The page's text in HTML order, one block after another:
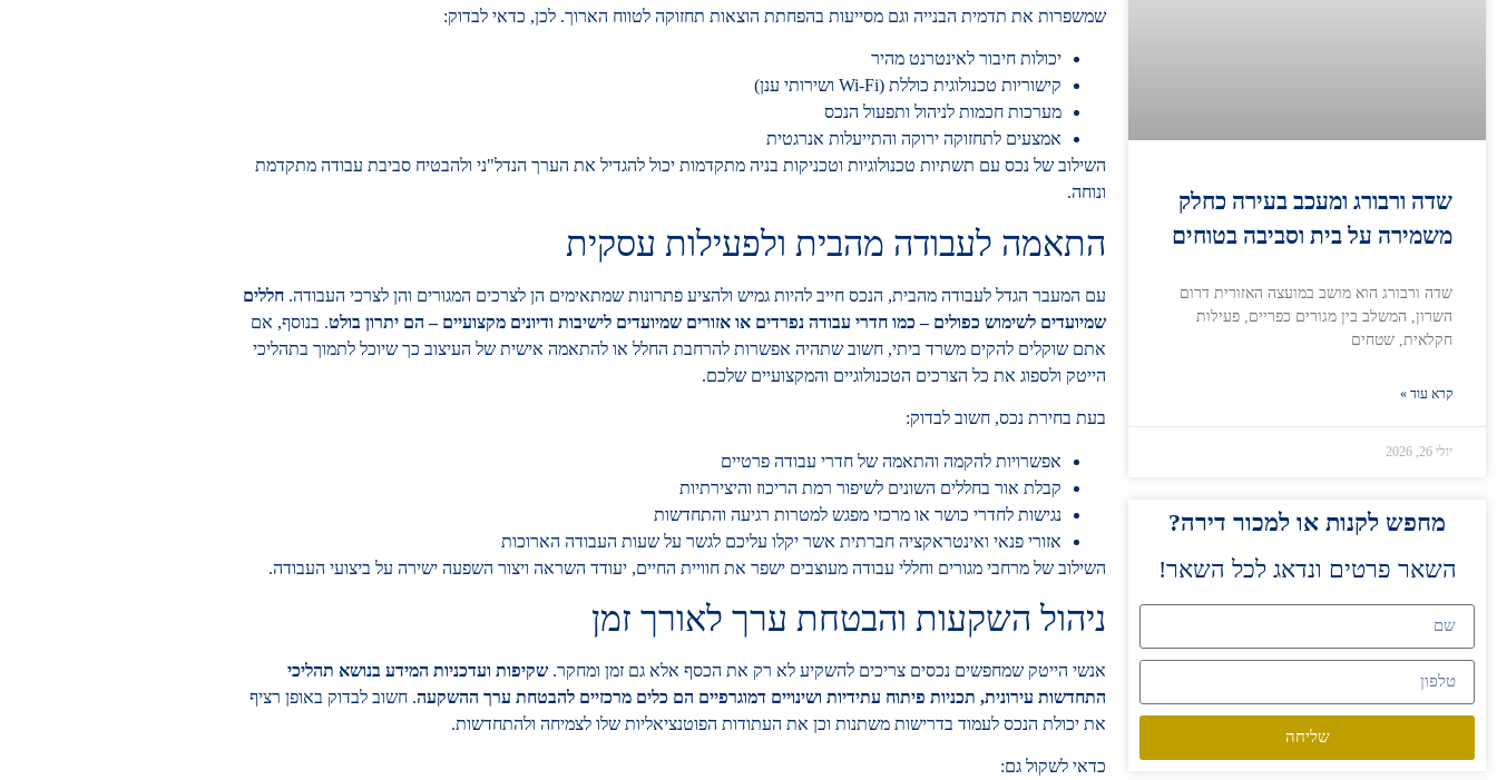
שדה ורבורג ומעכב בעירה כחלק
משמירה על בית וסביבה בטוחים
שדה ורבורג הוא מושב במועצה האזורית דרום
השרון, המשלב בין מגורים כפריים, פעילות
חקלאית, שטחים
קרא עוד »
יולי 26, 2026
מחפש לקנות או למכור דירה?
השאר פרטים ונדאג לכל השאר!
שליחה
שמשפרות את תדמית הבנייה וגם מסייעות בהפחתת הוצאות תחזוקה לטווח הארוך. לכן, כדאי לבדוק:
יכולות חיבור לאינטרנט מהיר
קישוריות טכנולוגית כוללת (Wi-Fi ושירותי ענן)
מערכות חכמות לניהול ותפעול הנכס
אמצעים לתחזוקה ירוקה והתייעלות אנרגטית
השילוב של נכס עם תשתיות טכנולוגיות וטכניקות בניה מתקדמות יכול להגדיל את הערך הנדל"ני ולהבטיח סביבת עבודה מתקדמת
ונוחה.
התאמה לעבודה מהבית ולפעילות עסקית
עם המעבר הגדל לעבודה מהבית, הנכס חייב להיות גמיש ולהציע פתרונות שמתאימים הן לצרכים המגורים והן לצרכי העבודה. חללים
שמיועדים לשימוש כפולים – כמו חדרי עבודה נפרדים או אזורים שמיועדים לישיבות ודיונים מקצועיים – הם יתרון בולט. בנוסף, אם
אתם שוקלים להקים משרד ביתי, חשוב שתהיה אפשרות להרחבת החלל או להתאמה אישית של העיצוב כך שיוכל לתמוך בתהליכי
הייטק ולספוג את כל הצרכים הטכנולוגיים והמקצועיים שלכם.
בעת בחירת נכס, חשוב לבדוק:
אפשרויות להקמה והתאמה של חדרי עבודה פרטיים
קבלת אור בחללים השונים לשיפור רמת הריכוז והיצירתיות
נגישות לחדרי כושר או מרכזי מפגש למטרות רגיעה והתחדשות
אזורי פנאי ואינטראקציה חברתית אשר יקלו עליכם לגשר על שעות העבודה הארוכות
השילוב של מרחבי מגורים וחללי עבודה מעוצבים ישפר את חוויית החיים, יעודד השראה ויצור השפעה ישירה על ביצועי העבודה.
ניהול השקעות והבטחת ערך לאורך זמן
אנשי הייטק שמחפשים נכסים צריכים להשקיע לא רק את הכסף אלא גם זמן ומחקר. שקיפות ועדכניות המידע בנושא תהליכי
התחדשות עירונית, תכניות פיתוח עתידיות ושינויים דמוגרפיים הם כלים מרכזיים להבטחת ערך ההשקעה. חשוב לבדוק באופן רציף
את יכולת הנכס לעמוד בדרישות משתנות וכן את העתודות הפוטנציאליות שלו לצמיחה ולהתחדשות.
כדאי לשקול גם: